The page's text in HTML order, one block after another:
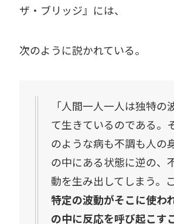
ザ・ブリッジ』には、
次のように説かれている。
「人間一人一人は独特の
て生きているのである。
のような病も不調も人の
の中にある状態に逆の、
動を生み出してしまう。
特定の波動がそこに使わ
の中に反応を呼び起こす